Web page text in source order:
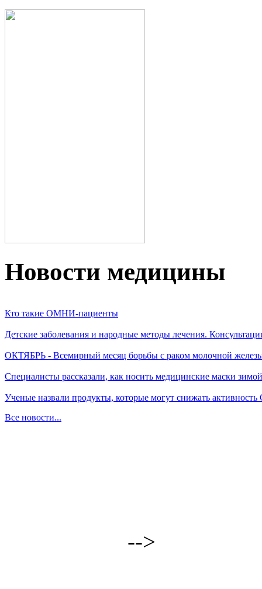
Новости медицины
Кто такие ОМНИ-пациенты
Детские заболевания и народные методы лечения.
ОКТЯБРЬ - Всемирный месяц борьбы с раком молочной
Специалисты рассказали, как носить медицинские маски зимой
Ученые назвали продукты, которые могут снижать
Все новости...
-->